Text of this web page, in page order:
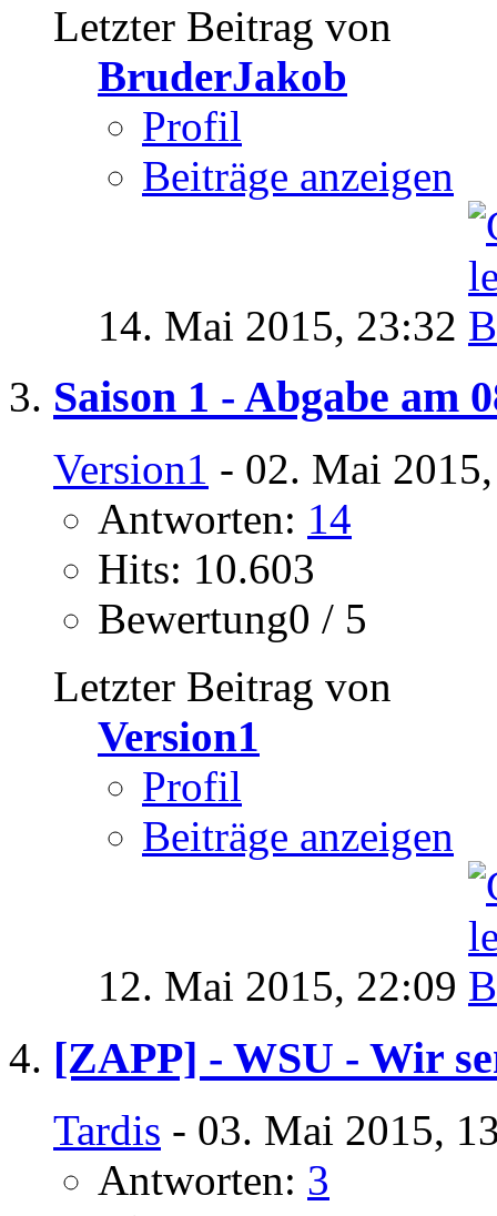
Letzter Beitrag von
BruderJakob
Profil
Beiträge anzeigen
14. Mai 2015, 23:32
Saison 1 - Abgabe am
Version1 - 02. Mai
Antworten: 14
Hits: 10.603
Bewertung0 / 5
Letzter Beitrag von
Version1
Profil
Beiträge anzeigen
12. Mai 2015, 22:09
[ZAPP] - WSU - Wir
Tardis - 03. Mai 2015,
Antworten: 3